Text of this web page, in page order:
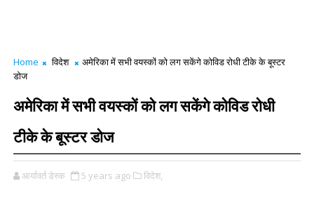
Home विदेश
अमेरिका में सभी वयस्कों को लग सकेंगे कोविड रोधी टीके के बूस्टर
डोज
अमेरिका में सभी वयस्कों को लग सकेंगे कोविड रोधी
टीके के बूस्टर डोज
आर्यावर्त डेस्क 5 years ago विदेश,